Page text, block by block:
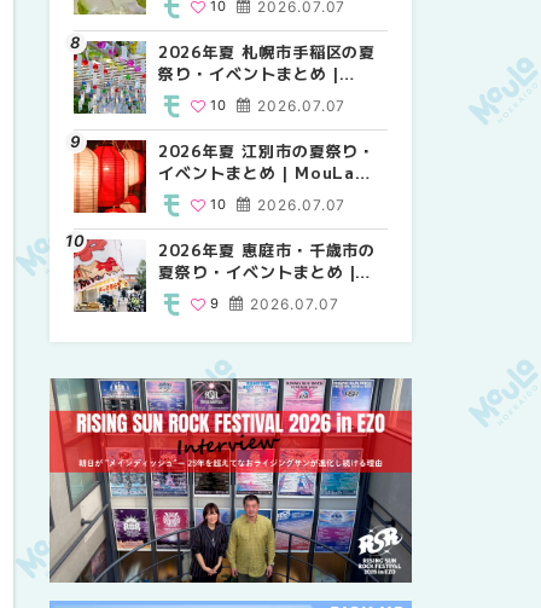
2026.07.07
10
2026年夏 札幌市手稲区の夏
祭り・イベントまとめ |
MouLa HOKKAIDO
2026.07.07
10
2026年夏 江別市の夏祭り・
イベントまとめ | MouLa
HOKKAIDO 2026.07.07
10
2026年夏 恵庭市・千歳市の
夏祭り・イベントまとめ |
MouLa HOKKAIDO
2026.07.07
9
10
2026年夏 札幌市中央区の夏
祭り・イベントまとめ |
9
2026年夏 札幌市南区の夏祭
り・イベントまとめ |
8
札幌の麻辣湯（マーラータ
ン）おすすめ専門店9選！本
徹底比較 | MouLa
5
9
2026年夏 札幌市東区の夏祭
り・イベントまとめ |
10
2026年夏 札幌市南区の夏祭
り・イベントまとめ |
8
札幌の麻辣湯（マーラータ
ン）おすすめ専門店6選！本
徹底比較 | MouLa
5